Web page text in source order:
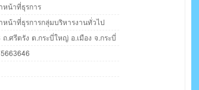
หน้าที่ธุรการ
หน้าที่ธุรการกลุ่มบริหารงานทั่วไป
ถ.ศรีตรัง ต.กระบี่ใหญ่ อ.เมือง จ.กระบี่